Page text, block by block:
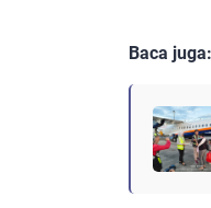
Baca juga: